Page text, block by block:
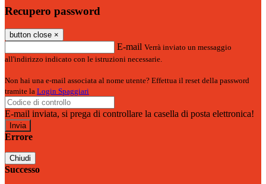
Recupero password
button close ×
E-mail Verrà inviato un messaggio
all'indirizzo indicato con le istruzioni necessarie.
Non hai una e-mail associata al nome utente? Effettua il reset della password
tramite la Login Spaggiari
E-mail inviata, si prega di controllare la casella di posta elettronica!
Errore
Chiudi
Successo